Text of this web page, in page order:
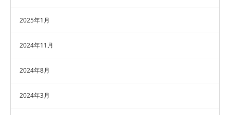
2025年1月
2024年11月
2024年8月
2024年3月